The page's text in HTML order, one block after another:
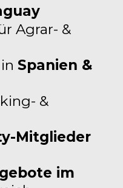
Agrar- &
in Spanien &
&
Mitglieder
im